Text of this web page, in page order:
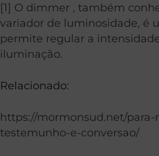
[1] O dimmer , também
variador de luminosidade, é
permite regular a
iluminação.
Relacionado:
https://mormonsud.net/para-
testemunho-e-conversao/